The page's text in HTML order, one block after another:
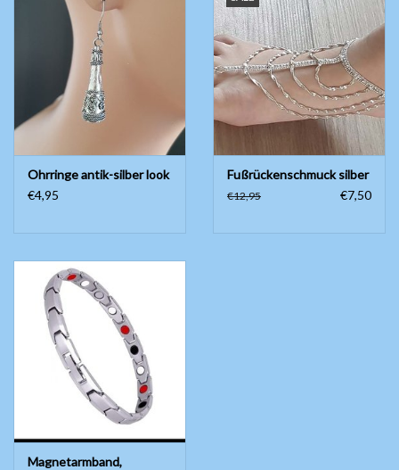
Ohrringe antik-silber look
€4,95
Fußrückenschmuck silber
€12,95 €7,50
Magnetarmband,